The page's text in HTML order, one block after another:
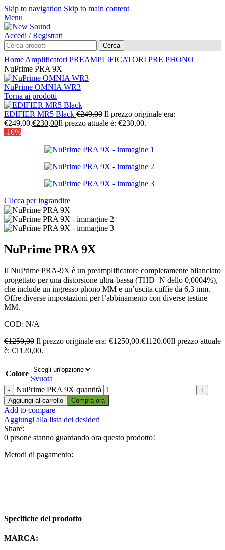
Skip to navigation Skip to main content
Menu
Accedi / Registrati
Cerca
Home Amplificatori PREAMPLIFICATORI PRE PHONO
NuPrime PRA 9X
NuPrime OMNIA WR3
Torna ai prodotti
EDIFIER MR5 Black €249,00 Il prezzo originale era:
€249,00.€230,00Il prezzo attuale è: €230,00.
-10%
Clicca per ingrandire
NuPrime PRA 9X
Il NuPrime PRA-9X è un preamplificatore completamente bilanciato
progettato per una distorsione ultra-bassa (THD+N dello 0,0004%),
che include un ingresso phono MM e un’uscita cuffie da 6,3 mm.
Offre diverse impostazioni per l’abbinamento con diverse testine
MM.
COD: N/A
€1250,00 Il prezzo originale era: €1250,00.€1120,00Il prezzo attuale
è: €1120,00.
Colore
Svuota
NuPrime PRA 9X quantità
Aggiungi al carrello Compra ora
Add to compare
Aggiungi alla lista dei desideri
Share:
0 prsone stanno guardando ora questo prodotto!
Metodi di pagamento:
Specifiche del prodotto
MARCA: